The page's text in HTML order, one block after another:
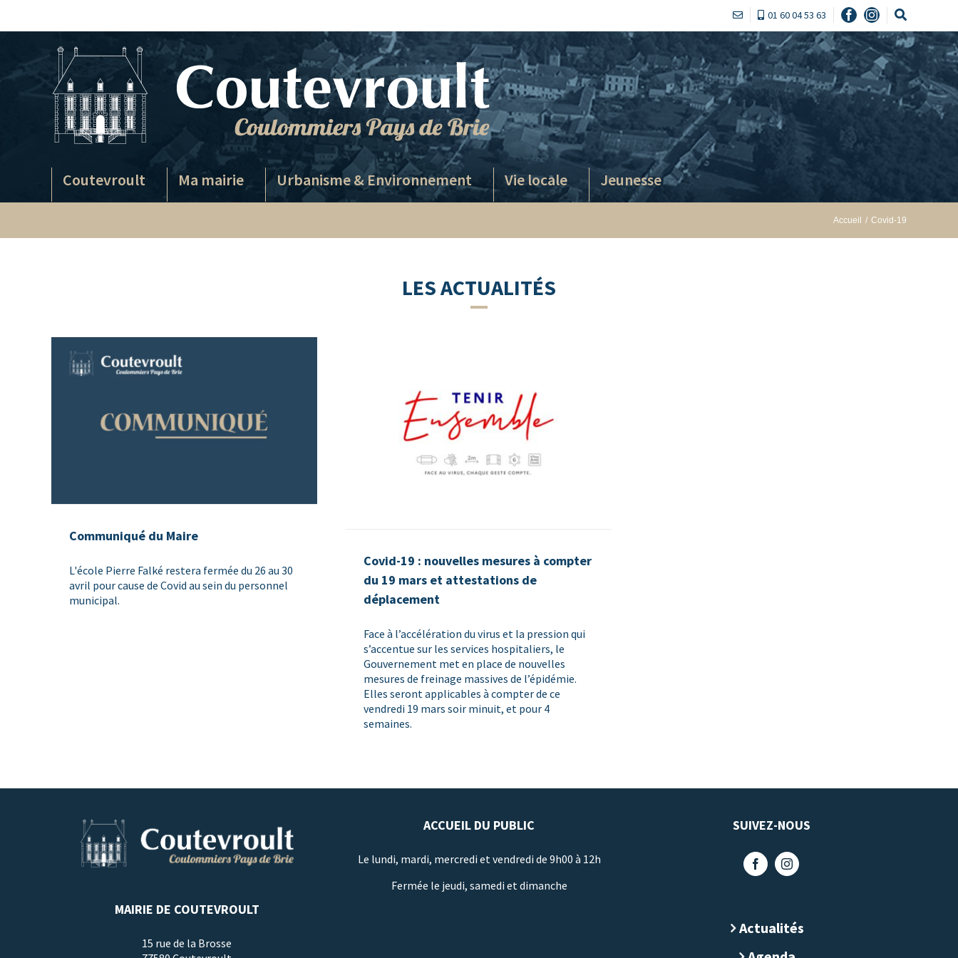
Facebook
Instagram
01 60 04 53 63
Coutevroult Ma mairie Urbanisme & Environnement Vie locale Jeunesse
Accueil / Covid-19
LES ACTUALITÉS
Communiqué du Maire
L'école Pierre Falké restera fermée du 26 au 30
avril pour cause de Covid au sein du personnel
municipal.
Covid-19 : nouvelles mesures à compter
du 19 mars et attestations de
déplacement
Face à l’accélération du virus et la pression qui
s’accentue sur les services hospitaliers, le
Gouvernement met en place de nouvelles
mesures de freinage massives de l’épidémie.
Elles seront applicables à compter de ce
vendredi 19 mars soir minuit, et pour 4
semaines.
MAIRIE DE COUTEVROULT
15 rue de la Brosse
ACCUEIL DU PUBLIC
Le lundi, mardi, mercredi et vendredi de 9h00 à 12h
Fermée le jeudi, samedi et dimanche
SUIVEZ-NOUS
Actualités